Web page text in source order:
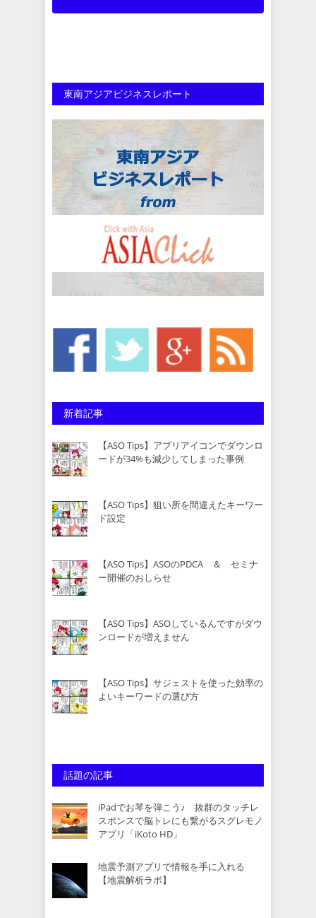
東南アジアビジネスレポート
新着記事
【ASO Tips】アプリアイコンでダウンロ
ードが34%も減少してしまった事例
【ASO Tips】狙い所を間違えたキーワー
ド設定
【ASO Tips】ASOのPDCA ＆ セミナ
ー開催のおしらせ
【ASO Tips】ASOしているんですがダウ
ンロードが増えません
【ASO Tips】サジェストを使った効率の
よいキーワードの選び方
話題の記事
iPadでお琴を弾こう♪ 抜群のタッチレ
スポンスで脳トレにも繋がるスグレモノ
アプリ「iKoto HD」
地震予測アプリで情報を手に入れる
【地震解析ラボ】